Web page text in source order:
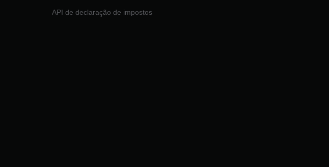
API de declaração de impostos